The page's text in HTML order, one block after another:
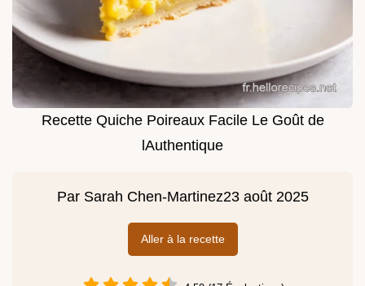
Recette Quiche Poireaux Facile Le Goût de
lAuthentique
Par Sarah Chen-Martinez23 août 2025
Aller à la recette